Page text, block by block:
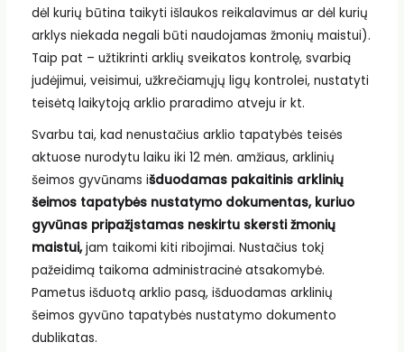
dėl kurių būtina taikyti išlaukos reikalavimus ar dėl kurių
arklys niekada negali būti naudojamas žmonių maistui).
Taip pat – užtikrinti arklių sveikatos kontrolę, svarbią
judėjimui, veisimui, užkrečiamųjų ligų kontrolei, nustatyti
teisėtą laikytoją arklio praradimo atveju ir kt.
Svarbu tai, kad nenustačius arklio tapatybės teisės
aktuose nurodytu laiku iki 12 mėn. amžiaus, arklinių
šeimos gyvūnams išduodamas pakaitinis arklinių
šeimos tapatybės nustatymo dokumentas, kuriuo
gyvūnas pripažįstamas neskirtu skersti žmonių
maistui,jam taikomi kiti ribojimai. Nustačius tokį
pažeidimą taikoma administracinė atsakomybė.
Pametus išduotą arklio pasą, išduodamas arklinių
šeimos gyvūno tapatybės nustatymo dokumento
dublikatas.